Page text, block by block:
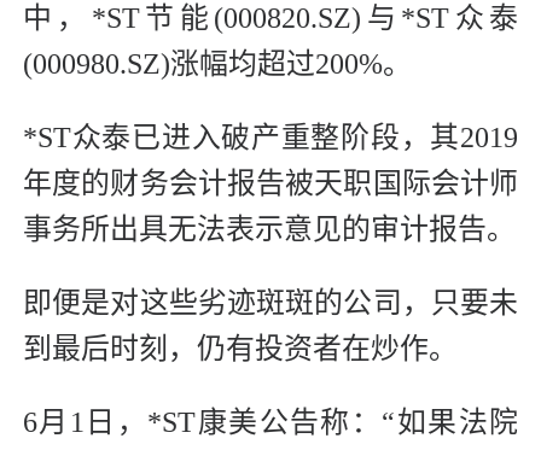
中，*ST节能(000820.SZ)与*ST众泰
(000980.SZ)涨幅均超过200%。
*ST众泰已进入破产重整阶段，其2019
年度的财务会计报告被天职国际会计师
事务所出具无法表示意见的审计报告。
即便是对这些劣迹斑斑的公司，只要未
到最后时刻，仍有投资者在炒作。
6月1日，*ST康美公告称：“如果法院